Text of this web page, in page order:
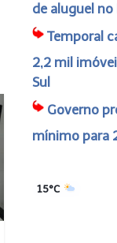
de aluguel
Temporal
2,2 mil
Sul
Governo
mínimo para
15°C